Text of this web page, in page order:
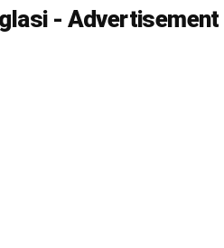
- Advertisement